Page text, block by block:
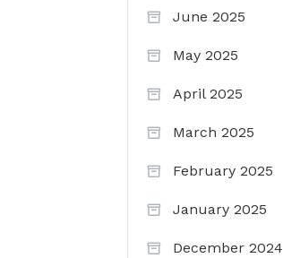
June 2025
May 2025
April 2025
March 2025
February 2025
January 2025
December 2024